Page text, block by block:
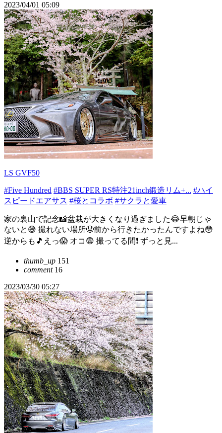
2023/04/01 05:09
LS GVF50
#Five Hundred #BBS SUPER RS特注21inch鍛造リム+... #ハイ
スピードエアサス #桜とコラボ #サクラと愛車
家の裏山で記念📸盆栽が大きくなり過ぎました😂早朝じゃ
ないと😅 撮れない場所🤤前から行きたかったんですよね😳
逆からも🎵えっ😱 オコ😨 撮ってる間❗ ずっと見...
thumb_up 151
comment16
2023/03/30 05:27